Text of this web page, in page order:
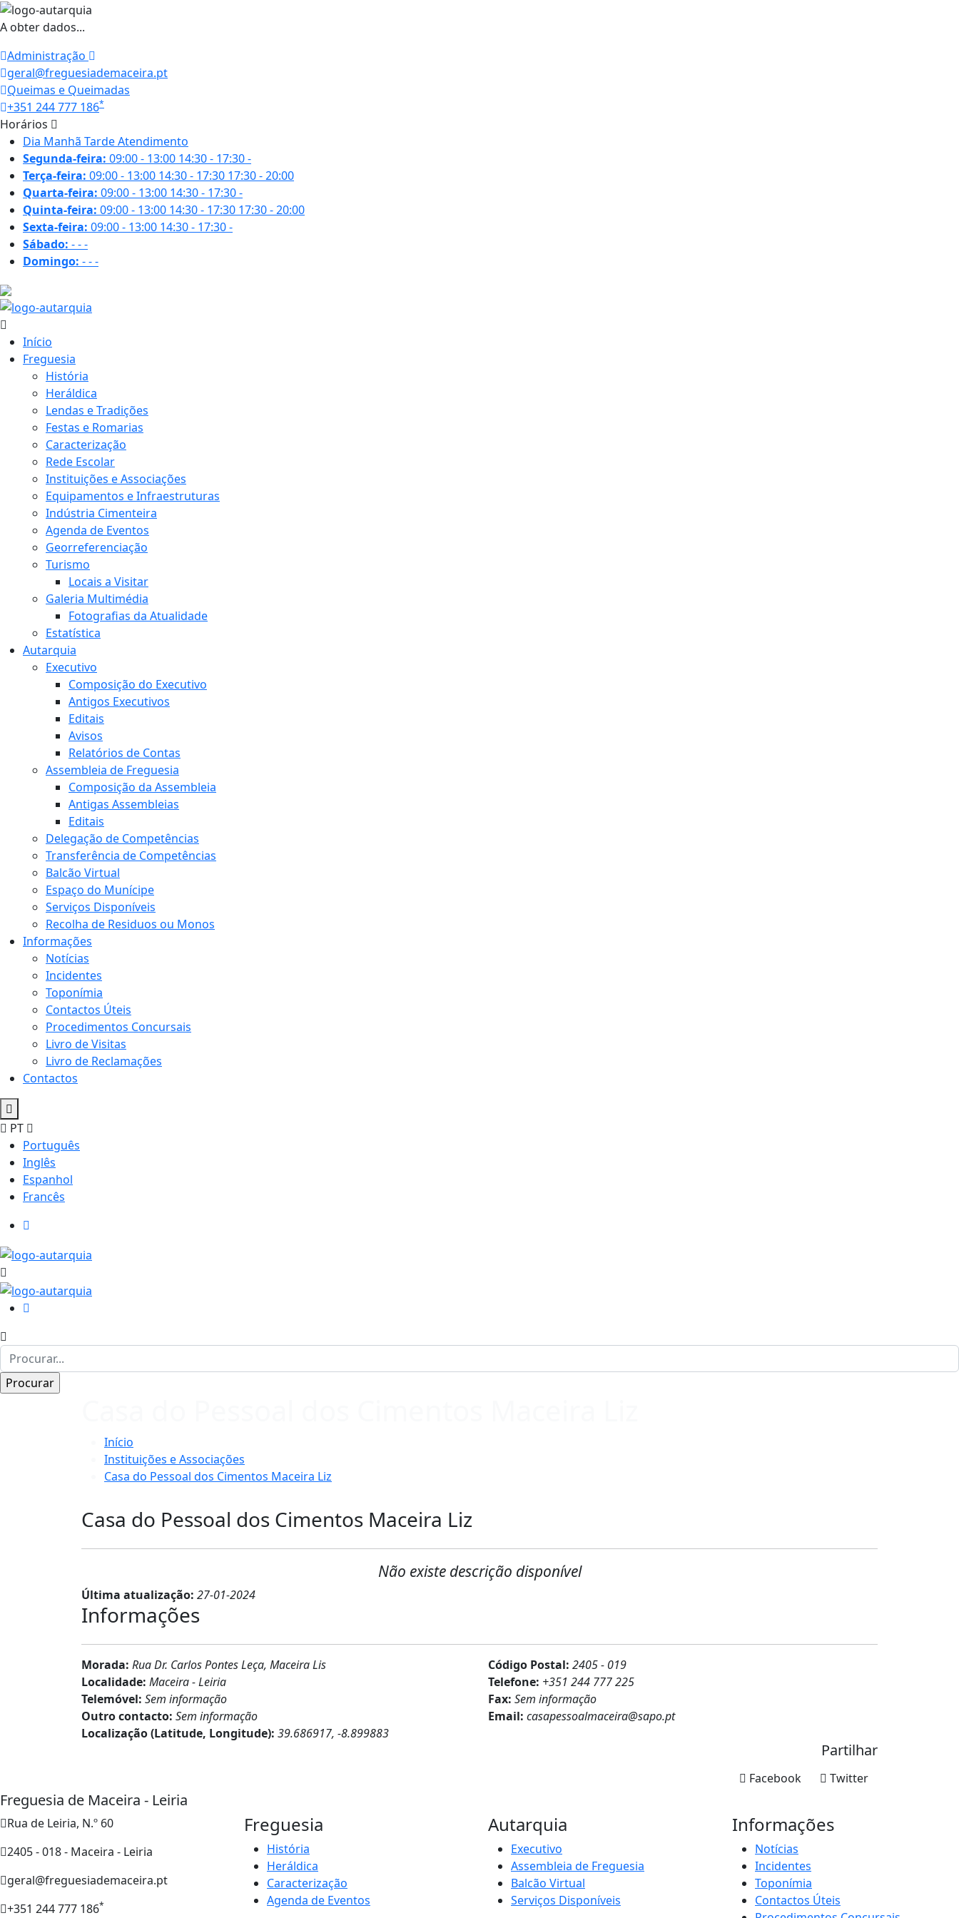
A obter dados...
Administração
geral@freguesiademaceira.pt
Queimas e Queimadas
+351 244 777 186*
Horários
Dia Manhã TardeAtendimento
Segunda-feira: 09:00 - 13:00 14:30 - 17:30-
Terça-feira: 09:00 - 13:00 14:30 - 17:30 17:30 - 20:00
Quarta-feira: 09:00 - 13:00 14:30 - 17:30-
Quinta-feira: 09:00 - 13:00 14:30 - 17:30 17:30 - 20:00
Sexta-feira: 09:00 - 13:00 14:30 - 17:30-
Sábado: ---
Domingo: ---
Início
Freguesia
História
Heráldica
Lendas e Tradições
Festas e Romarias
Caracterização
Rede Escolar
Instituições e Associações
Equipamentos e Infraestruturas
Indústria Cimenteira
Agenda de Eventos
Georreferenciação
Turismo
Locais a Visitar
Galeria Multimédia
Fotografias da Atualidade
Estatística
Autarquia
Executivo
Composição do Executivo
Antigos Executivos
Editais
Avisos
Relatórios de Contas
Assembleia de Freguesia
Composição da Assembleia
Antigas Assembleias
Editais
Delegação de Competências
Transferência de Competências
Balcão Virtual
Espaço do Munícipe
Serviços Disponíveis
Recolha de Residuos ou Monos
Informações
Notícias
Incidentes
Toponímia
Contactos Úteis
Procedimentos Concursais
Livro de Visitas
Livro de Reclamações
Contactos
PT
Português
Inglês
Espanhol
Francês
Início
Instituições e Associações
Casa do Pessoal dos Cimentos Maceira Liz
Casa do Pessoal dos Cimentos Maceira Liz
Não existe descrição disponível
Última atualização: 27-01-2024
Informações
Morada: Rua Dr. Carlos Pontes Leça, Maceira Lis Código Postal: 2405 - 019
Localidade: Maceira - Leiria Telefone: +351 244 777 225
Telemóvel: Sem informação Fax: Sem informação
Outro contacto: Sem informação Email: casapessoalmaceira@sapo.pt
Localização (Latitude, Longitude): 39.686917, -8.899883
Partilhar
Twitter
Facebook
Freguesia de Maceira - Leiria
Rua de Leiria, N.º 60
2405 - 018 - Maceira - Leiria
geral@freguesiademaceira.pt
+351 244 777 186*
Freguesia
História
Heráldica
Caracterização
Agenda de Eventos
Autarquia
Executivo
Assembleia de Freguesia
Balcão Virtual
Serviços Disponíveis
Informações
Notícias
Incidentes
Toponímia
Contactos Úteis